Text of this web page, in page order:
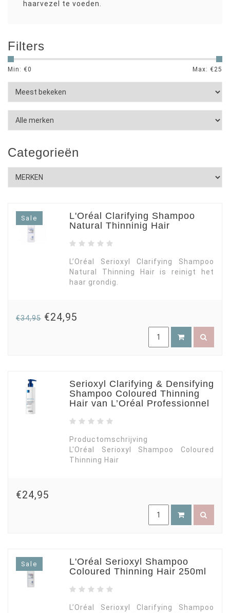
haarvezel te voeden.
Filters
Min: €0 Max: €25
Categorieën
Sale
L'Oréal Clarifying Shampoo
Natural Thinninig Hair
L’Oréal Serioxyl Clarifying Shampoo
Natural Thinning Hair is reinigt het
haar grondig.
€34,95 €24,95
Serioxyl Clarifying & Densifying
Shampoo Coloured Thinning
Hair van L’Oréal Professionnel
Productomschrijving
L'Oréal Serioxyl Shampoo Coloured
Thinning Hair
€24,95
Sale
L'Oréal Serioxyl Shampoo
Coloured Thinning Hair 250ml
L’Oréal Serioxyl Clarifying Shampoo